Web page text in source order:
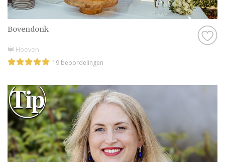
Bovendonk
Hoeven
19 beoordelingen